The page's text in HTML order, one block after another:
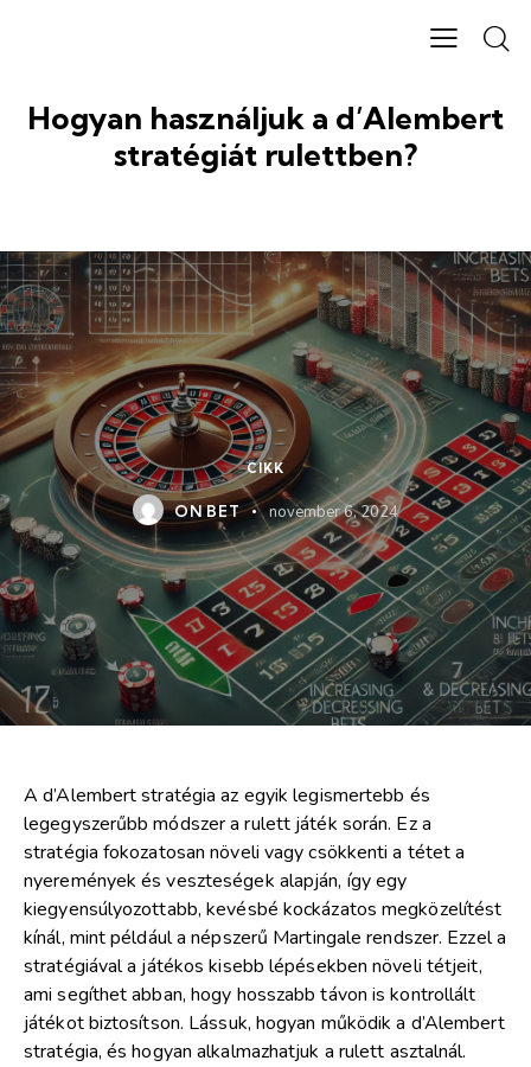
Hogyan használjuk a d’Alembert
stratégiát rulettben?
CIKK
ON BET november 6, 2024
A d’Alembert stratégia az egyik legismertebb és
legegyszerűbb módszer a rulett játék során. Ez a
stratégia fokozatosan növeli vagy csökkenti a tétet a
nyeremények és veszteségek alapján, így egy
kiegyensúlyozottabb, kevésbé kockázatos megközelítést
kínál, mint például a népszerű Martingale rendszer. Ezzel a
stratégiával a játékos kisebb lépésekben növeli tétjeit,
ami segíthet abban, hogy hosszabb távon is kontrollált
játékot biztosítson. Lássuk, hogyan működik a d’Alembert
stratégia, és hogyan alkalmazhatjuk a rulett asztalnál.